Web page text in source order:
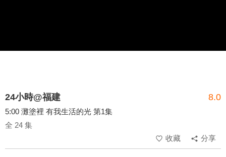
24小時@福建 8.0
5:00 灘塗裡 有我生活的光 第1集
全 24 集
收藏
分享